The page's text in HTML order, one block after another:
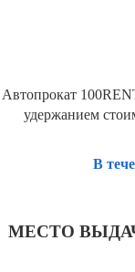
Автопрокат
удержанием
В
МЕСТО